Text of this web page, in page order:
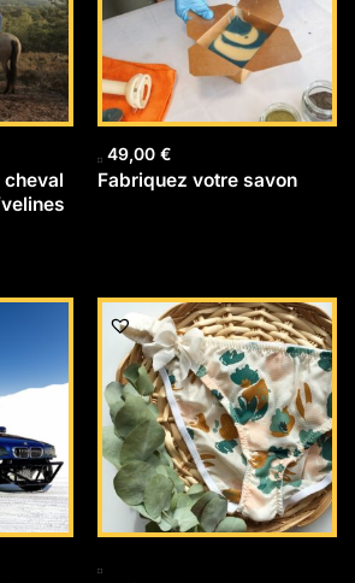
cheval
49,00 €
Fabriquez votre savon